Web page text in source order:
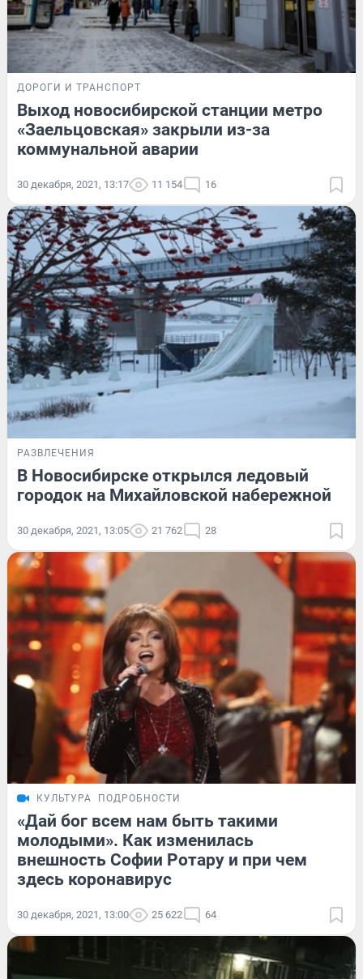
ДОРОГИ И ТРАНСПОРТ
Выход новосибирской станции метро
«Заельцовская» закрыли из-за
коммунальной аварии
30 декабря, 2021, 13:17 11 154 16
РАЗВЛЕЧЕНИЯ
В Новосибирске открылся ледовый
городок на Михайловской набережной
30 декабря, 2021, 13:05 21 762 28
КУЛЬТУРА ПОДРОБНОСТИ
«Дай бог всем нам быть такими
молодыми». Как изменилась
внешность Софии Ротару и при чем
здесь коронавирус
30 декабря, 2021, 13:00 25 622 64